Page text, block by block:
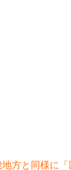
方と同様に